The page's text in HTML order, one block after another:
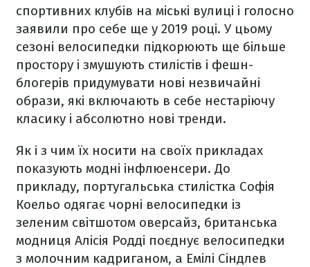
спортивних клубів на міські вулиці і голосно
заявили про себе ще у 2019 році. У цьому
сезоні велосипедки підкорюють ще більше
простору і змушують стилістів і фешн-
блогерів придумувати нові незвичайні
образи, які включають в себе нестаріючу
класику і абсолютно нові тренди.
Як і з чим їх носити на своїх прикладах
показують модні інфлюенсери. До
прикладу, португальська стилістка Софія
Коельо одягає чорні велосипедки із
зеленим світшотом оверсайз, британська
модниця Алісія Родді поєднує велосипедки
з молочним кадриганом, а Емілі Сіндлев